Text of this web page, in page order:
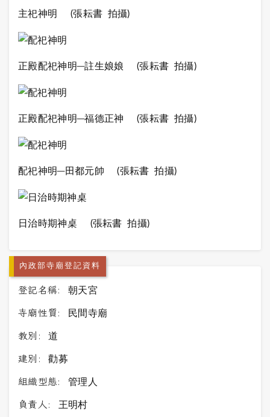
主祀神明 (張耘書 拍攝)
正殿配祀神明─註生娘娘 (張耘書 拍攝)
正殿配祀神明─福德正神 (張耘書 拍攝)
配祀神明─田都元帥 (張耘書 拍攝)
日治時期神桌 (張耘書 拍攝)
內政部寺廟登記資料
登記名稱: 朝天宮
寺廟性質: 民間寺廟
教別: 道
建別: 勸募
組織型態: 管理人
負責人: 王明村